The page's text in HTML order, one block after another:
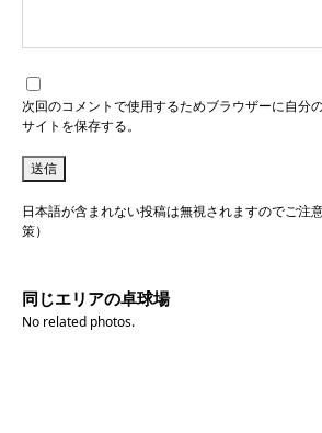
次回のコメントで使用するためブラウザーに自分
サイトを保存する。
日本語が含まれない投稿は無視されますのでご注
策）
同じエリアの卓球場
No related photos.